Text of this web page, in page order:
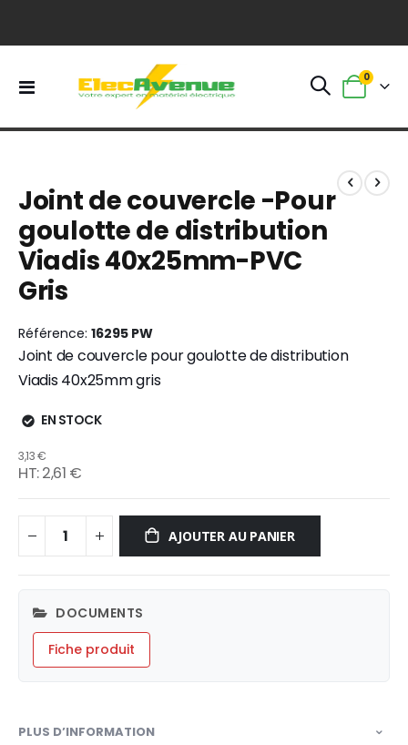
Basculer
Panier
0
the
end
of
the
images
gallery
the
beginning
of
the
images
gallery
Joint de couvercle -Pour
goulotte de distribution
Viadis 40x25mm-PVC
Gris
Référence 16295 PW
Joint de couvercle pour goulotte de distribution
Viadis 40x25mm gris
EN STOCK
3,13 €
2,61 €
AJOUTER AU PANIER
DOCUMENTS
Fiche produit
PLUS D’INFORMATION